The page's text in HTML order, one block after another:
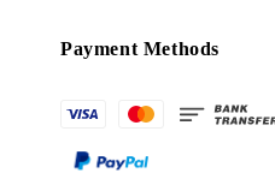
Payment Methods